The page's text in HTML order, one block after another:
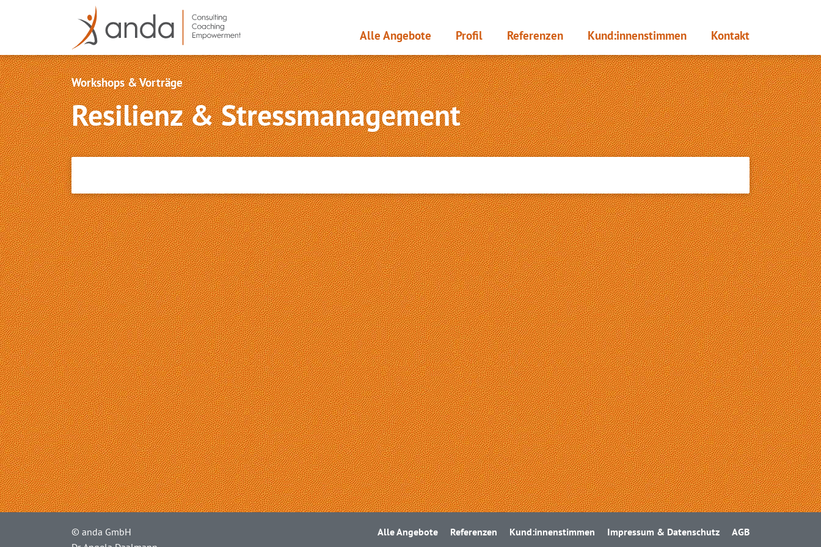
Alle Angebote Profil Referenzen Kund:innen­stimmen Kontakt
Workshops & Vorträge
Resilienz & Stressmanagement
© anda GmbH
Alle Angebote Referenzen Kund:innen­stimmen Impressum & Datenschutz AGB